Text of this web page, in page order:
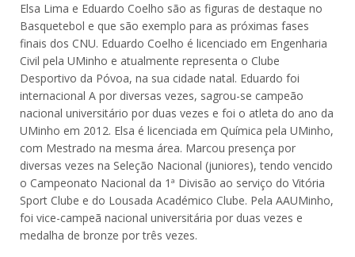
Elsa Lima e Eduardo Coelho são as figuras de destaque no
Basquetebol e que são exemplo para as próximas fases
finais dos CNU. Eduardo Coelho é licenciado em Engenharia
Civil pela UMinho e atualmente representa o Clube
Desportivo da Póvoa, na sua cidade natal. Eduardo foi
internacional A por diversas vezes, sagrou-se campeão
nacional universitário por duas vezes e foi o atleta do ano da
UMinho em 2012. Elsa é licenciada em Química pela UMinho,
com Mestrado na mesma área. Marcou presença por
diversas vezes na Seleção Nacional (juniores), tendo vencido
o Campeonato Nacional da 1ª Divisão ao serviço do Vitória
Sport Clube e do Lousada Académico Clube. Pela AAUMinho,
foi vice-campeã nacional universitária por duas vezes e
medalha de bronze por três vezes.